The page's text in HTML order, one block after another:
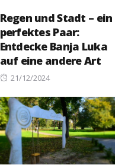
Regen und Stadt – ein
perfektes Paar:
Entdecke Banja Luka
auf eine andere Art
Posted
21/12/2024